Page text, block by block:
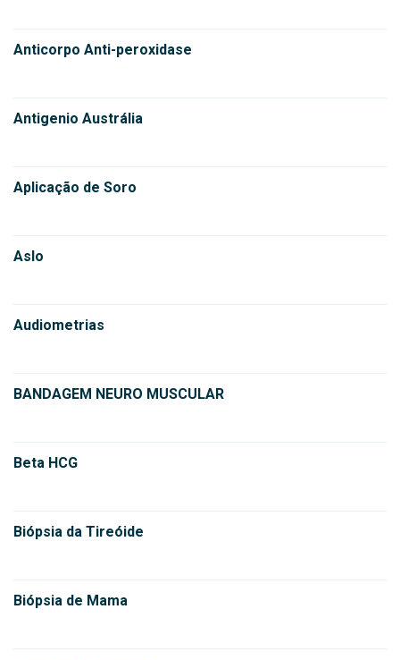
Anticorpo Anti-peroxidase
Antigenio Austrália
Aplicação de Soro
Aslo
Audiometrias
BANDAGEM NEURO MUSCULAR
Beta HCG
Biópsia da Tireóide
Biópsia de Mama